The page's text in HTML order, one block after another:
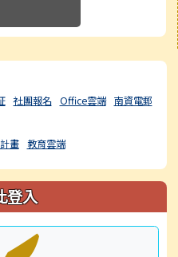
社團報名 Office雲端 南資電郵
畫 教育雲端
登入